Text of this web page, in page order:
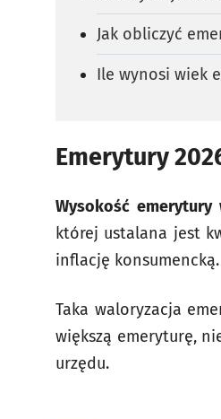
Jak obliczyć
Ile wynosi wiek
Emerytury
Wysokość
której ustalana jest
inflację konsumencką.
Taka waloryzacja
większą emeryturę,
urzędu.